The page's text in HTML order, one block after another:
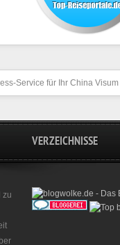
Service für Ihr China Visum
zu
VERZEICHNISSE